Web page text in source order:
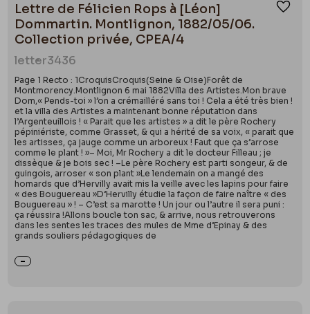
Lettre de Félicien Rops à [Léon]
Dommartin. Montlignon, 1882/05/06.
Collection privée, CPEA/4
letter3436
Page 1 Recto : 1CroquisCroquis(Seine & Oise)Forêt de
Montmorency.Montlignon 6 mai 1882Villa des Artistes.Mon brave
Dom,« Pends-toi » l’on a crémailléré sans toi ! Cela a été très bien !
et la villa des Artistes a maintenant bonne réputation dans
l’Argenteuillois ! « Parait que les artistes » a dit le père Rochery
pépiniériste, comme Grasset, & qui a hérité de sa voix, « parait que
les artisses, ça jauge comme un arboreux ! Faut que ça s’arrose
comme le plant ! »– Moi, Mr Rochery a dit le docteur Filleau ; je
dissèque & je bois sec ! –Le père Rochery est parti songeur, & de
guingois, arroser « son plant »Le lendemain on a mangé des
homards que d’Hervilly avait mis la veille avec les lapins pour faire
« des Bouguereau »D’Hervilly étudie la façon de faire naître « des
Bouguereau » ! – C’est sa marotte ! Un jour ou l’autre il sera puni :
ça réussira !Allons boucle ton sac, & arrive, nous retrouverons
dans les sentes les traces des mules de Mme d’Epinay & des
grands souliers pédagogiques de